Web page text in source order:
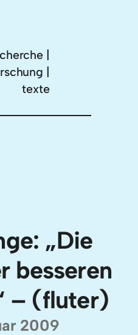
|
|
texte
„Die
besseren
– (fluter)
2009